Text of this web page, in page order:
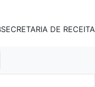
DE RECEITA